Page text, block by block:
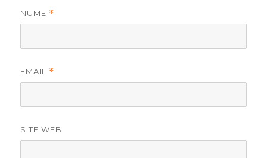
NUME *
EMAIL *
SITE WEB